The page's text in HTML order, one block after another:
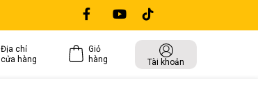
Địa chỉ
cửa hàng
Giỏ
hàng
Tài khoản